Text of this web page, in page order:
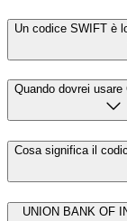
Un codice SWIFT è
Quando dovrei usare
Cosa significa il
UNION BANK OF